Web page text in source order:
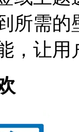
所需的
，让用